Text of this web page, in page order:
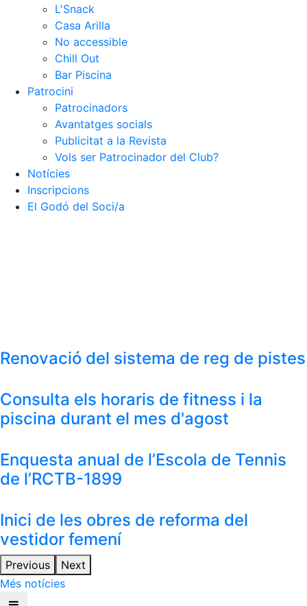
L'Snack
Casa Arilla
No accessible
Chill Out
Bar Piscina
Patrocini
Patrocinadors
Avantatges socials
Publicitat a la Revista
Vols ser Patrocinador del Club?
Notícies
Inscripcions
El Godó del Soci/a
Renovació del sistema de reg de pistes
Consulta els horaris de fitness i la
piscina durant el mes d'agost
Enquesta anual de l’Escola de Tennis
de l’RCTB-1899
Inici de les obres de reforma del
vestidor femení
Previous
Next
Més notícies